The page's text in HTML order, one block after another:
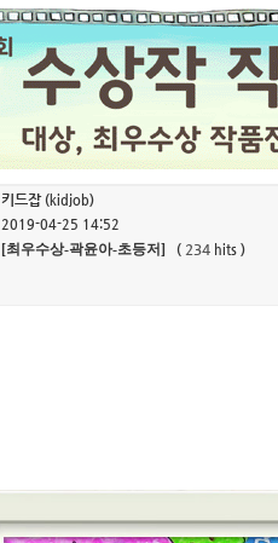
키드잡(kidjob)
2019-04-25 14:52
최우수상-곽윤아-초등저] ( 234 hits )